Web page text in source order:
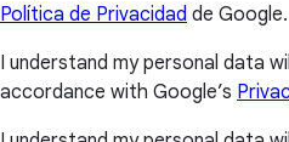
Política de Privacidad de Google.
I understand my personal data
accordance with Google’s